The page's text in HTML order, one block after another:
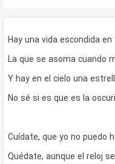
Hay una vida escondida
La que se asoma cuando
Y hay en el cielo una
No sé si es que es la
Cuídate, que yo no puedo
Quédate, aunque el reloj